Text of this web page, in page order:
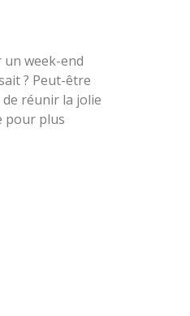
un week-end
? Peut-être
réunir la jolie
pour plus